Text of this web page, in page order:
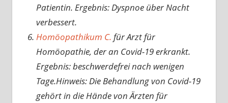
Patientin. Ergebnis: Dyspnoe über Nacht
verbessert.
Homöopathikum C. für Arzt für
Homöopathie, der an Covid-19 erkrankt.
Ergebnis: beschwerdefrei nach wenigen
Tage.Hinweis: Die Behandlung von Covid-19
gehört in die Hände von Ärzten für